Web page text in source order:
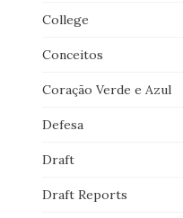
College
Conceitos
Coração Verde e Azul
Defesa
Draft
Draft Reports